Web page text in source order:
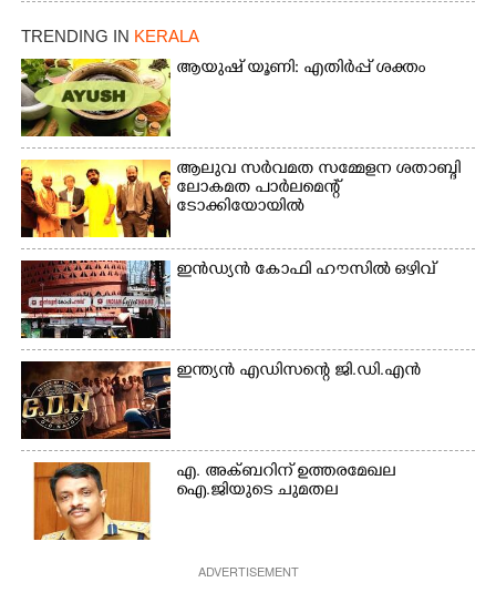
എറണാകുളം മേനകയിൽ
നിന്നുള്ള കാഴ്ച
TRENDING IN KERALA
ആയുഷ് യൂണി: എതിർപ്പ് ശക്തം
ആലുവ സർവമത സമ്മേളന ശതാബ്ദി
ലോകമത പാർലമെന്റ്
ടോക്കിയോയിൽ
ഇൻഡ്യൻ കോഫി ഹൗസിൽ ഒഴിവ്
ഇന്ത്യൻ എഡിസന്റെ ജി.ഡി.എൻ
എ. അക്ബറിന് ഉത്തരമേഖല
ഐ.ജിയുടെ ചുമതല
ADVERTISEMENT